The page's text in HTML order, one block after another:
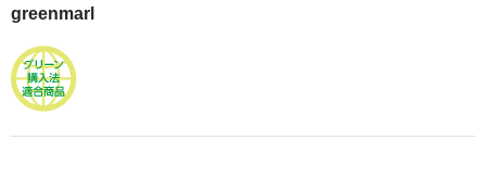
フルカラー冊子印刷
チラシ
名刺
greenmarl